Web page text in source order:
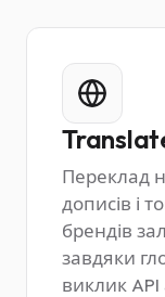
Переклад
дописів і
брендів
завдяки
виклик